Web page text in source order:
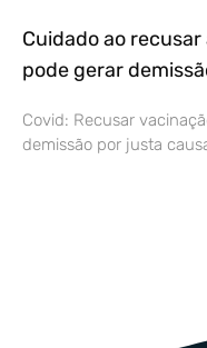
Cuidado ao
pode gerar
Covid: Recusar
demissão por justa